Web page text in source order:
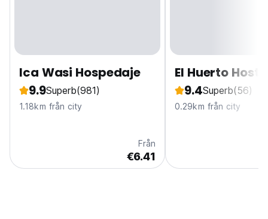
Ica Wasi Hospedaje
9.9Superb(981)
1.18km från city
Från
€6.41
El Huerto
9.4Superb(56)
0.29km från city